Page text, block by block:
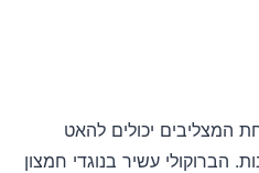
המצליבים יכולים להאט
הברוקולי עשיר בנוגדי חמצון